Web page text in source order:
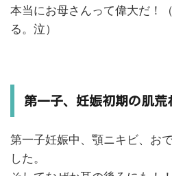
本当にお母さんって偉大だ！
る。泣）
第一子、妊娠初期の肌荒
第一子妊娠中、顎ニキビ、お
した。